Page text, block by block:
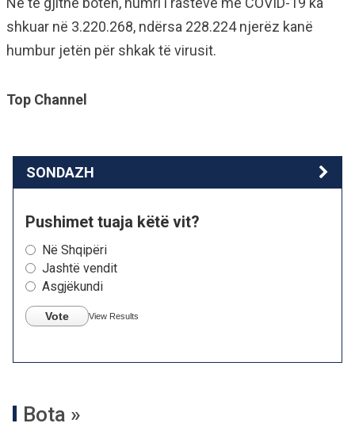
shkuar në 3.220.268, ndërsa 228.224 njerëz kanë
humbur jetën për shkak të virusit.
Top Channel
SONDAZH
Pushimet tuaja këtë vit?
Në Shqipëri
Jashtë vendit
Asgjëkundi
Vote View Results
Bota »